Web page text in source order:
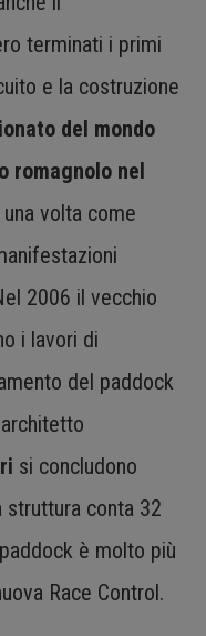
terminati i primi
e la costruzione
del mondo
romagnolo nel
volta come
2006 il vecchio
i lavori di
del paddock
si concludono
struttura conta 32
è molto più
Race Control.